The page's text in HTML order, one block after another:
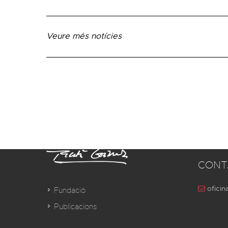
Veure més notícies
Fundació
Publicacions